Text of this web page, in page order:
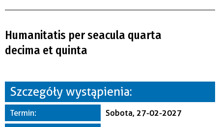
—
Miejsce
Humanitatis per seacula quarta
decima et quinta
Szczegóły wystąpienia:
Termin:
Sobota, 27-02-2027